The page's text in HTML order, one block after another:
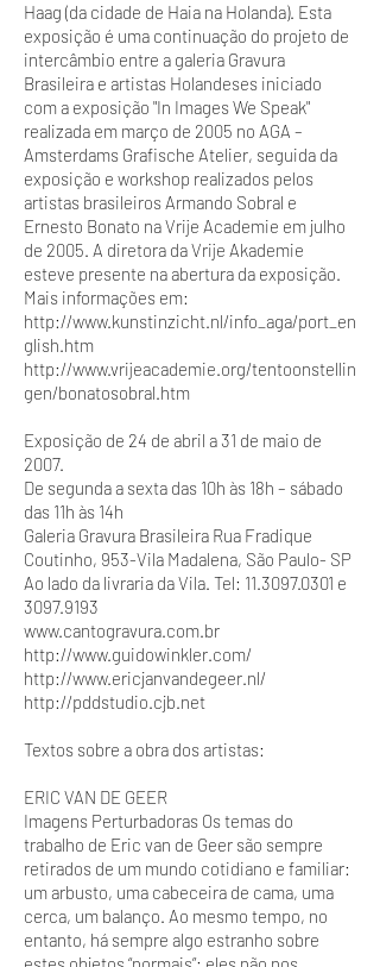
Haag (da cidade de Haia na Holanda). Esta
exposição é uma continuação do projeto de
intercâmbio entre a galeria Gravura
Brasileira e artistas Holandeses iniciado
com a exposição "In Images We Speak"
realizada em março de 2005 no AGA –
Amsterdams Grafische Atelier, seguida da
exposição e workshop realizados pelos
artistas brasileiros Armando Sobral e
Ernesto Bonato na Vrije Academie em julho
de 2005. A diretora da Vrije Akademie
esteve presente na abertura da exposição.
Mais informações em:
http://www.kunstinzicht.nl/info_aga/port_en
glish.htm
http://www.vrijeacademie.org/tentoonstellin
gen/bonatosobral.htm
Exposição de 24 de abril a 31 de maio de
2007.
De segunda a sexta das 10h às 18h – sábado
das 11h às 14h
Galeria Gravura Brasileira Rua Fradique
Coutinho, 953-Vila Madalena, São Paulo- SP
Ao lado da livraria da Vila. Tel: 11.3097.0301 e
3097.9193
www.cantogravura.com.br
http://www.guidowinkler.com/
http://www.ericjanvandegeer.nl/
http://pddstudio.cjb.net
Textos sobre a obra dos artistas:
ERIC VAN DE GEER
Imagens Perturbadoras Os temas do
trabalho de Eric van de Geer são sempre
retirados de um mundo cotidiano e familiar:
um arbusto, uma cabeceira de cama, uma
cerca, um balanço. Ao mesmo tempo, no
entanto, há sempre algo estranho sobre